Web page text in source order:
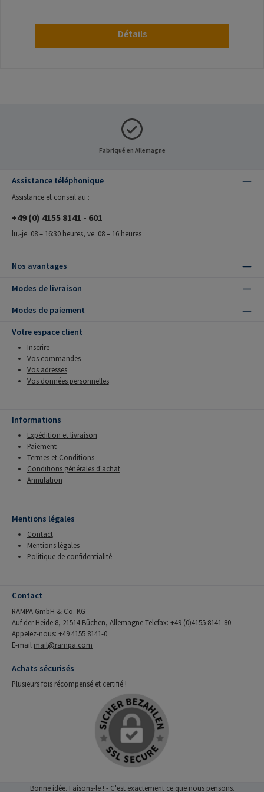
Détails
Fabriqué en Allemagne
Assistance téléphonique
Assistance et conseil au :
+49 (0) 4155 8141 - 601
lu.-je. 08 – 16:30 heures, ve. 08 – 16 heures
Nos avantages
Modes de livraison
Modes de paiement
Votre espace client
Inscrire
Vos commandes
Vos adresses
Vos données personnelles
Informations
Expédition et livraison
Paiement
Termes et Conditions
Conditions générales d'achat
Annulation
Mentions légales
Contact
Mentions légales
Politique de confidentialité
Contact
RAMPA GmbH & Co. KG
Auf der Heide 8, 21514 Büchen, Allemagne Telefax: +49 (0)4155 8141-80
Appelez-nous: +49 4155 8141-0
E-mail mail@rampa.com
Achats sécurisés
Plusieurs fois récompensé et certifié !
Bonne idée. Faisons-le ! - C'est exactement ce que nous pensons.